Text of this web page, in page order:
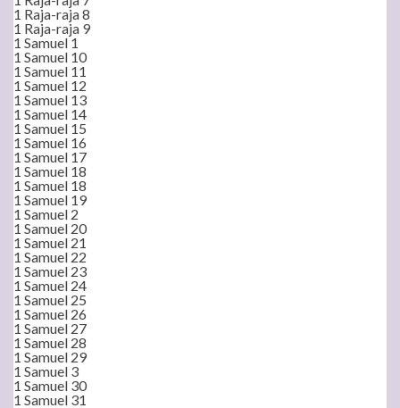
1 Raja-raja 8
1 Raja-raja 9
1 Samuel 1
1 Samuel 10
1 Samuel 11
1 Samuel 12
1 Samuel 13
1 Samuel 14
1 Samuel 15
1 Samuel 16
1 Samuel 17
1 Samuel 18
1 Samuel 18
1 Samuel 19
1 Samuel 2
1 Samuel 20
1 Samuel 21
1 Samuel 22
1 Samuel 23
1 Samuel 24
1 Samuel 25
1 Samuel 26
1 Samuel 27
1 Samuel 28
1 Samuel 29
1 Samuel 3
1 Samuel 30
1 Samuel 31